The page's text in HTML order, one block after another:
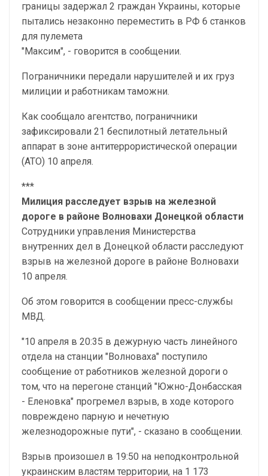
границы задержал 2 граждан Украины, которые
пытались незаконно переместить в РФ 6 станков
для пулемета
"Максим", - говорится в сообщении.
Пограничники передали нарушителей и их груз
милиции и работникам таможни.
Как сообщало агентство, пограничники
зафиксировали 21 беспилотный летательный
аппарат в зоне антитеррористической операции
(АТО) 10 апреля.
***
Милиция расследует взрыв на железной
дороге в районе Волновахи Донецкой области
Сотрудники управления Министерства
внутренних дел в Донецкой области расследуют
взрыв на железной дороге в районе Волновахи
10 апреля.
Об этом говорится в сообщении пресс-службы
МВД.
"10 апреля в 20:35 в дежурную часть линейного
отдела на станции "Волноваха" поступило
сообщение от работников железной дороги о
том, что на перегоне станций "Южно-Донбасская
- Еленовка" прогремел взрыв, в ходе которого
повреждено парную и нечетную
железнодорожные пути", - сказано в сообщении.
Взрыв произошел в 19:50 на неподконтрольной
украинским властям территории, на 1 173